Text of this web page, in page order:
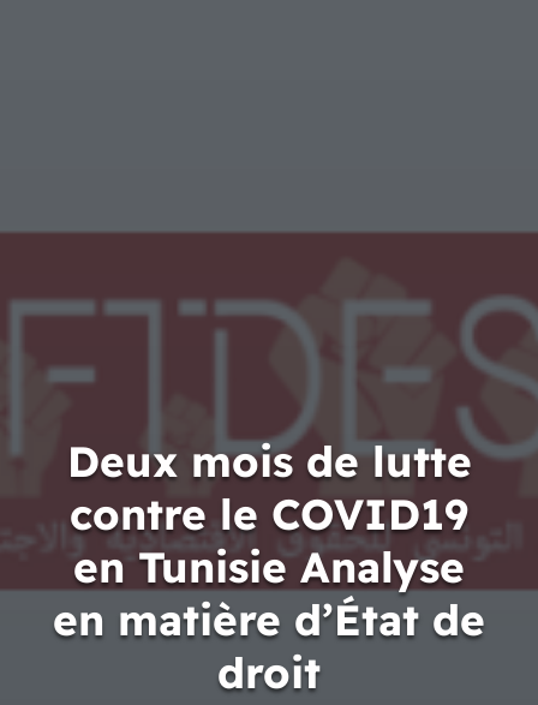
Deux mois de lutte
contre le COVID19
en Tunisie Analyse
en matière d’État de
droit